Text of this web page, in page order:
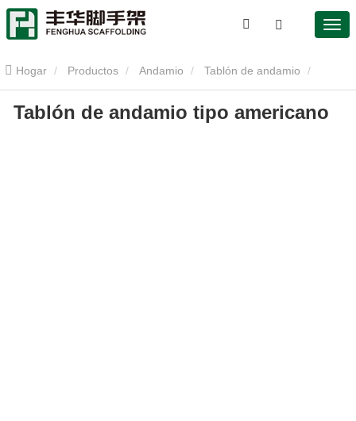
Hogar Productos Andamio Tablón de andamio
Tablón de andamio tipo americano
Tablón de andamio tipo americano